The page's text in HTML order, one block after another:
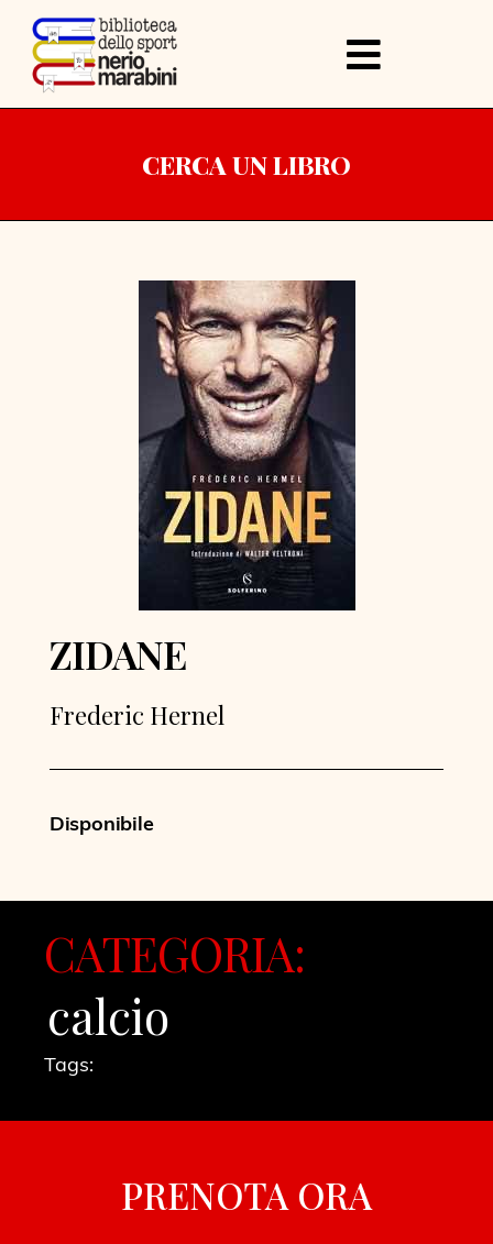
CERCA UN LIBRO
ZIDANE
Frederic Hernel
Disponibile
CATEGORIA:
calcio
Tags:
PRENOTA ORA